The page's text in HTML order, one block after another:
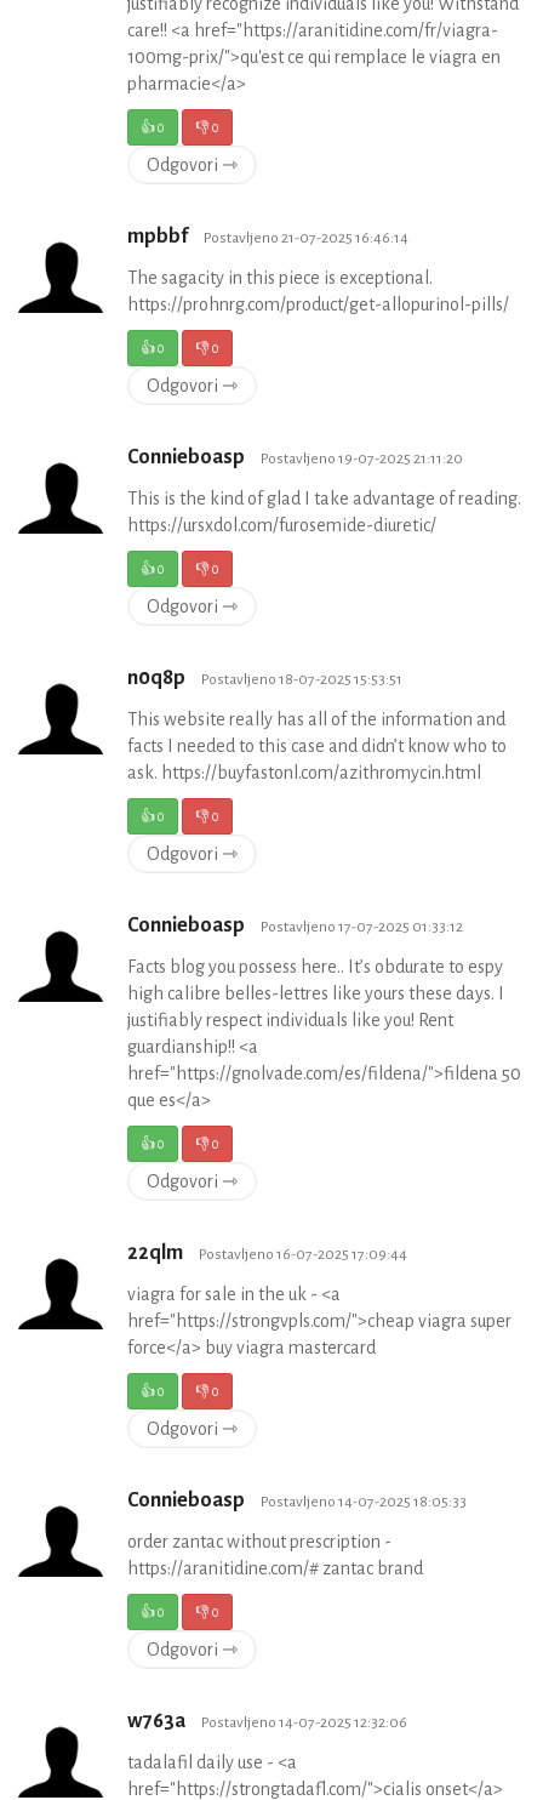
care!! <a href="https://aranitidine.com/fr/viagra-
100mg-prix/">qu'est ce qui remplace le viagra en
pharmacie</a>
👍0 👎0
Odgovori ⇾
mpbbf Postavljeno 21-07-2025 16:46:14
The sagacity in this piece is exceptional.
https://prohnrg.com/product/get-allopurinol-pills/
👍0 👎0
Odgovori ⇾
Connieboasp Postavljeno 19-07-2025 21:11:20
This is the kind of glad I take advantage of reading.
https://ursxdol.com/furosemide-diuretic/
👍0 👎0
Odgovori ⇾
n0q8p Postavljeno 18-07-2025 15:53:51
This website really has all of the information and
facts I needed to this case and didn’t know who to
ask. https://buyfastonl.com/azithromycin.html
👍0 👎0
Odgovori ⇾
Connieboasp Postavljeno 17-07-2025 01:33:12
Facts blog you possess here.. It’s obdurate to espy
high calibre belles-lettres like yours these days. I
justifiably respect individuals like you! Rent
guardianship!! <a
href="https://gnolvade.com/es/fildena/">fildena 50
que es</a>
👍0 👎0
Odgovori ⇾
22qlm Postavljeno 16-07-2025 17:09:44
viagra for sale in the uk - <a
href="https://strongvpls.com/">cheap viagra super
force</a> buy viagra mastercard
👍0 👎0
Odgovori ⇾
Connieboasp Postavljeno 14-07-2025 18:05:33
order zantac without prescription -
https://aranitidine.com/# zantac brand
👍0 👎0
Odgovori ⇾
w763a Postavljeno 14-07-2025 12:32:06
tadalafil daily use - <a
href="https://strongtadafl.com/">cialis onset</a>